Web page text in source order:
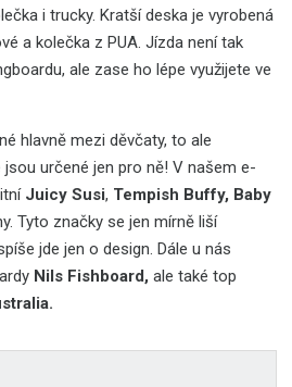
i trucky. Kratší deska je vyrobená
a kolečka z PUA. Jízda není tak
ale zase ho lépe využijete ve
hlavně mezi děvčaty, to ale
určené jen pro ně! V našem e-
Juicy Susi, Tempish Buffy, Baby
Tyto značky se jen mírně liší
jde jen o design. Dále u nás
Nils Fishboard, ale také top